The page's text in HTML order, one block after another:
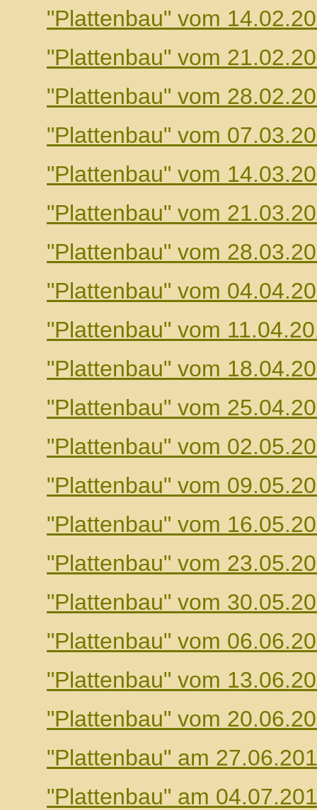
"Plattenbau" vom
"Plattenbau" vom
"Plattenbau" vom
"Plattenbau" vom
"Plattenbau" vom
"Plattenbau" vom
"Plattenbau" vom
"Plattenbau" vom
"Plattenbau" vom
"Plattenbau" vom
"Plattenbau" vom
"Plattenbau" vom
"Plattenbau" vom
"Plattenbau" vom
"Plattenbau" vom
"Plattenbau" vom
"Plattenbau" vom
"Plattenbau" vom
"Plattenbau" vom
"Plattenbau" am
"Plattenbau" am